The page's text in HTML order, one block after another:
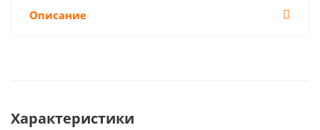
Описание
Характеристики